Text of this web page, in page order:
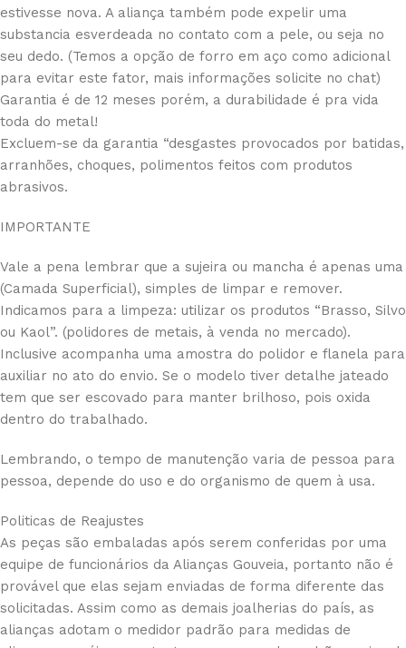
estivesse nova. A aliança também pode expelir uma
substancia esverdeada no contato com a pele, ou seja no
seu dedo. (Temos a opção de forro em aço como adicional
para evitar este fator, mais informações solicite no chat)
Garantia é de 12 meses porém, a durabilidade é pra vida
toda do metal!
Excluem-se da garantia “desgastes provocados por batidas,
arranhões, choques, polimentos feitos com produtos
abrasivos.
IMPORTANTE
Vale a pena lembrar que a sujeira ou mancha é apenas uma
(Camada Superficial), simples de limpar e remover.
Indicamos para a limpeza: utilizar os produtos “Brasso, Silvo
ou Kaol”. (polidores de metais, à venda no mercado).
Inclusive acompanha uma amostra do polidor e flanela para
auxiliar no ato do envio. Se o modelo tiver detalhe jateado
tem que ser escovado para manter brilhoso, pois oxida
dentro do trabalhado.
Lembrando, o tempo de manutenção varia de pessoa para
pessoa, depende do uso e do organismo de quem à usa.
Politicas de Reajustes
As peças são embaladas após serem conferidas por uma
equipe de funcionários da Alianças Gouveia, portanto não é
provável que elas sejam enviadas de forma diferente das
solicitadas. Assim como as demais joalherias do país, as
alianças adotam o medidor padrão para medidas de